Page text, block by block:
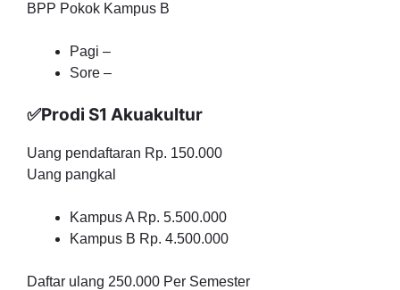
BPP Pokok Kampus B
Pagi –
Sore –
✅Prodi S1 Akuakultur
Uang pendaftaran Rp. 150.000
Uang pangkal
Kampus A Rp. 5.500.000
Kampus B Rp. 4.500.000
Daftar ulang 250.000 Per Semester